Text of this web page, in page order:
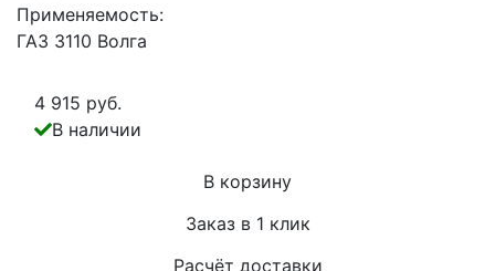
Применяемость:
ГАЗ 3110 Волга
4 915 руб.
В наличии
В корзину
Заказ в 1 клик
Расчёт доставки